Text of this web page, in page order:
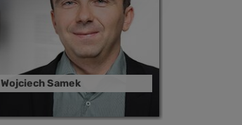
Wojciech Samek